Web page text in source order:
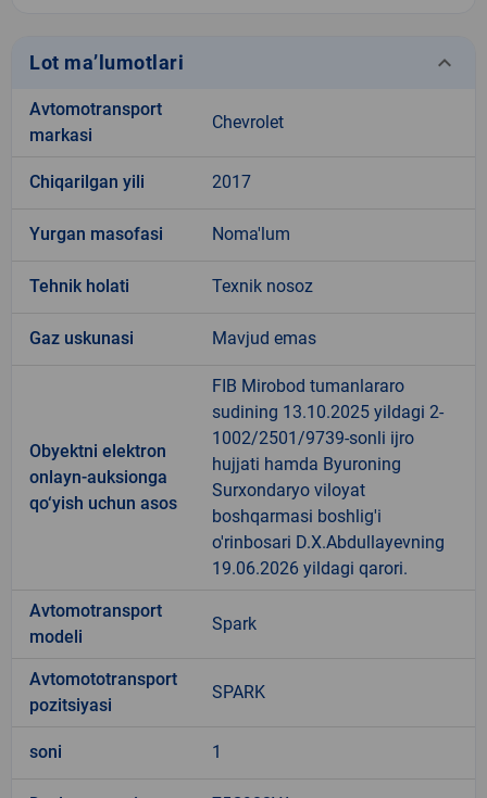
Lot ma’lumotlari keyboard_arrow_down
Avtomotransport
markasi
Chevrolet
Chiqarilgan yili 2017
Yurgan masofasi Noma'lum
Tehnik holati Texnik nosoz
Gaz uskunasi Mavjud emas
Obyektni elektron
onlayn-auksionga
qo‘yish uchun asos
FIB Mirobod tumanlararo
sudining 13.10.2025 yildagi 2-
1002/2501/9739-sonli ijro
hujjati hamda Byuroning
Surxondaryo viloyat
boshqarmasi boshlig'i
o'rinbosari D.X.Abdullayevning
19.06.2026 yildagi qarori.
Avtomotransport
modeli
Spark
Avtomototransport
pozitsiyasi
SPARK
soni 1